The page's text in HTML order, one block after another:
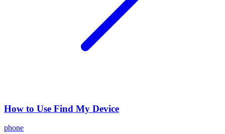
How to Use Find My Device
phone